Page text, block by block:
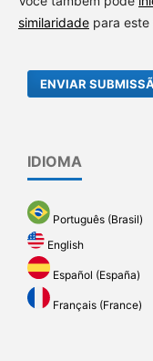
similaridadepara este
ENVIAR
IDIOMA
Português (Brasil)
English
Español (España)
Français (France)